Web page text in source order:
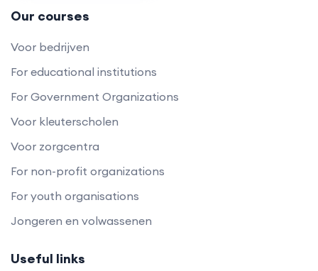
Our courses
Voor bedrijven
For educational institutions
For Government Organizations
Voor kleuterscholen
Voor zorgcentra
For non-profit organizations
For youth organisations
Jongeren en volwassenen
Useful links